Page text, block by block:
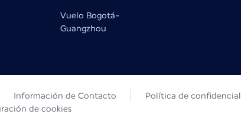
Vuelo Bogotá-
Guangzhou
Información de Contacto
Política de
de cookies